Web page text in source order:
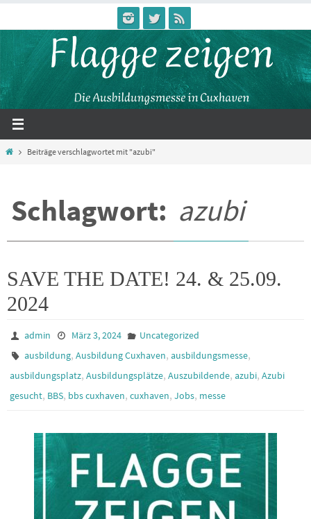
Inhalt
springen
StartBeiträge verschlagwortet mit "azubi"
Schlagwort: azubi
SAVE THE DATE! 24. & 25.09.
2024
admin März 3, 2024
Uncategorized
ausbildung,Ausbildung Cuxhaven,ausbildungsmesse,
ausbildungsplatz, Ausbildungsplätze, Auszubildende, azubi, Azubi
gesucht, BBS, bbs cuxhaven, cuxhaven, Jobs, messe